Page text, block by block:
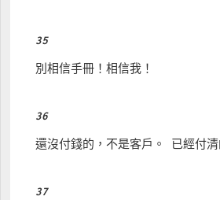
35
別相信手冊！相信我！
36
還沒付錢的，不是客戶。 已經付清
37